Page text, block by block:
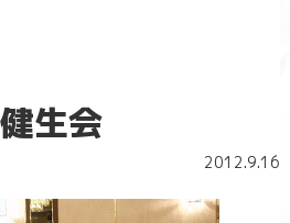
生会
2012.9.16